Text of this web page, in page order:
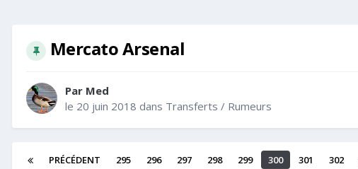
Mercato Arsenal
Par Med
le 20 juin 2018 dans Transferts / Rumeurs
PRÉCÉDENT 295 296 297 298 299 300 301 302